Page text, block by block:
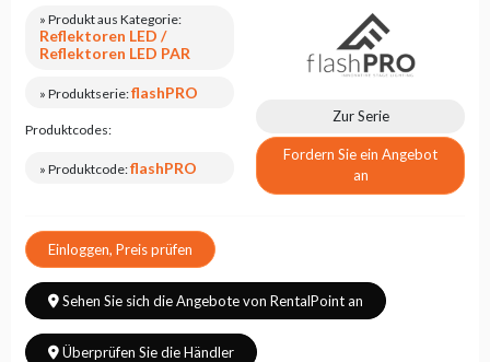
Häufig
Gestellte
Wählen
» Produkt aus Kategorie:
Reflektoren LED /
Reflektoren LED PAR
» Produktserie:flashPRO
Produktcodes:
» Produktcode:flashPRO
Zur Serie
Fordern Sie ein Angebot
an
Einloggen, Preis prüfen
Sehen Sie sich die Angebote von RentalPoint an
Überprüfen Sie die Händler